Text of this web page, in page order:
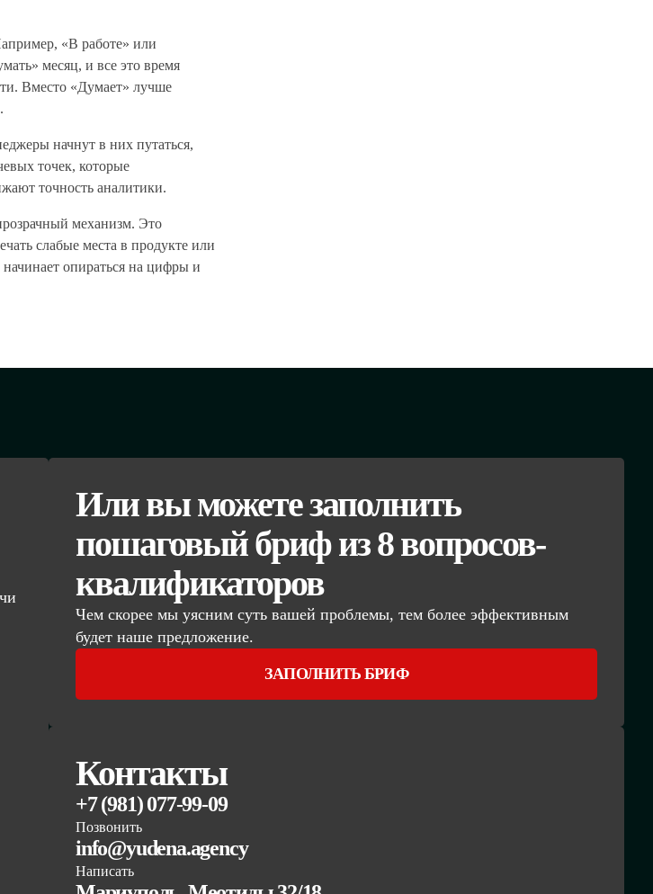
«В работе» или
месяц, и все это время
Вместо «Думает» лучше
начнут в них путаться,
точек, которые
точность аналитики.
механизм. Это
слабые места в продукте или
опираться на цифры и
Или вы можете заполнить
пошаговый бриф из 8 вопросов-
квалификаторов
Чем скорее мы уясним суть вашей проблемы, тем более эффективным
будет наше предложение.
ЗАПОЛНИТЬ БРИФ
Контакты
+7 (981) 077-99-09
Позвонить
info@yudena.agency
Написать